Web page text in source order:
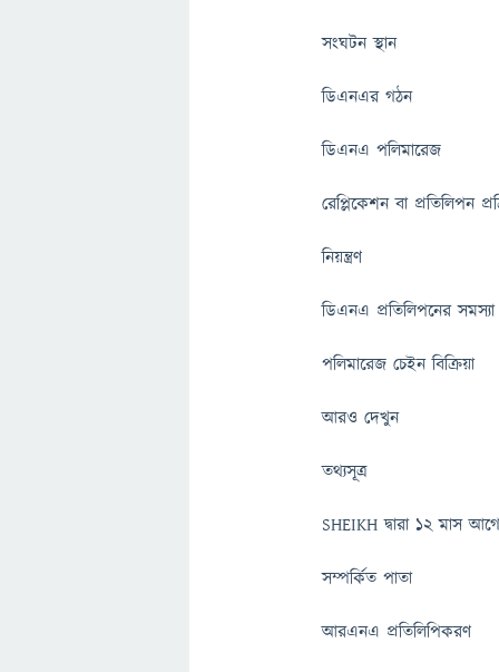
সংঘটন স্থান
ডিএনএর গঠন
ডিএনএ পলিমারেজ
রেপ্লিকেশন বা প্রতিলিপন
নিয়ন্ত্রণ
ডিএনএ প্রতিলিপনের সমস্যা
পলিমারেজ চেইন বিক্রিয়া
আরও দেখুন
তথ্যসূত্র
SHEIKH দ্বারা ১২ মাস
সম্পর্কিত পাতা
আরএনএ প্রতিলিপিকরণ